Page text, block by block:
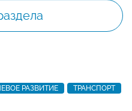
РАЗВИТИЕ ТРАНСПОРТ